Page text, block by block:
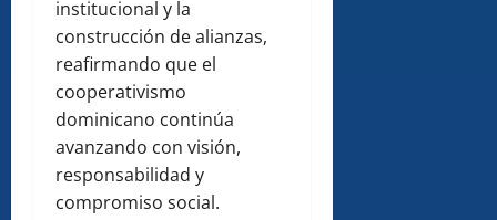
institucional y la
construcción de alianzas,
reafirmando que el
cooperativismo
dominicano continúa
avanzando con visión,
responsabilidad y
compromiso social.